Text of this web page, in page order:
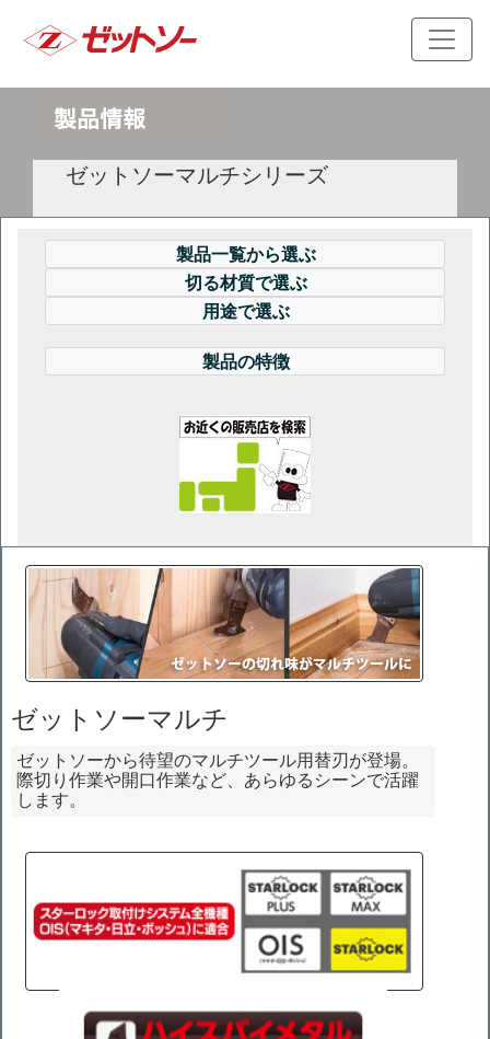
ゼットソーマルチシリーズ
製品一覧から選ぶ
切る材質で選ぶ
用途で選ぶ
製品の特徴
ゼットソーマルチ
ゼットソーから待望のマルチツール用替刃が登場。
際切り作業や開口作業など、あらゆるシーンで活躍
します。